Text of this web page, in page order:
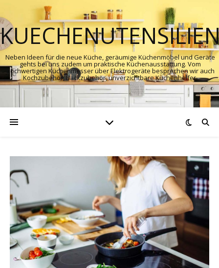
Neben Ideen für die neue Küche, geräumige Küchenmöbel und Geräte
gehts bei uns zudem um praktische Küchenausstattung. Vom
hochwertigen Küchenmesser über Elektrogeräte besprechen wir auch
Kochzubehör, Backzubehör, unverzichtbare Küchenhelfer.